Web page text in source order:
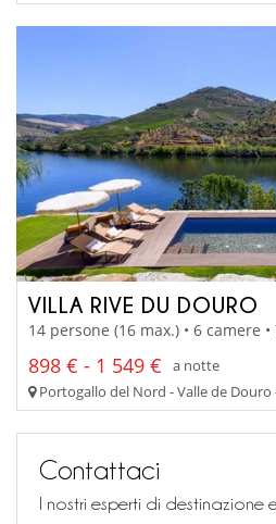
VILLA RIVE DU DOURO
14 persone (16 max.) • 6 camere
898 € - 1 549 €
a notte
Portogallo del Nord - Valle de Douro
Contattaci
I nostri esperti di destinazione